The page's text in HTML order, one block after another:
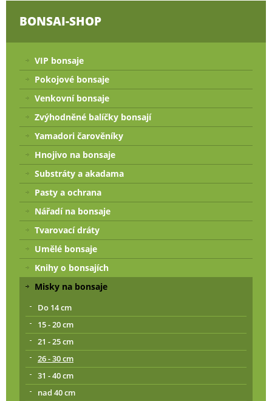
BONSAI-SHOP
VIP bonsaje
Pokojové bonsaje
Venkovní bonsaje
Zvýhodněné balíčky bonsají
Yamadori čarověníky
Hnojivo na bonsaje
Substráty a akadama
Pasty a ochrana
Nářadí na bonsaje
Tvarovací dráty
Umělé bonsaje
Knihy o bonsajích
Misky na bonsaje
Do 14 cm
15 - 20 cm
21 - 25 cm
26 - 30 cm
31 - 40 cm
nad 40 cm